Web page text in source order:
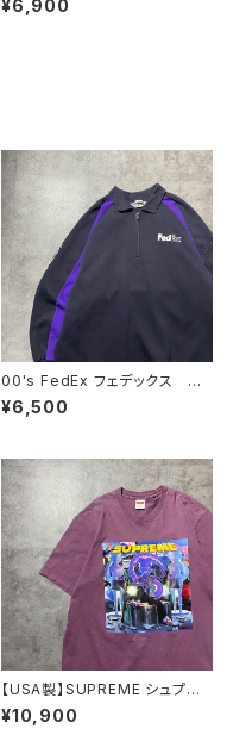
ク 刺繍ロゴ ネイビー クロ
¥6,900
00's FedEx フェデックス ハ
ーフジップ ワンポイント プリ
ント スウェット トレーナー
¥6,500
【USA製】SUPREME シュプリ
ーム サイケデリック アートグ
ラフィック プリント パープ
¥10,900